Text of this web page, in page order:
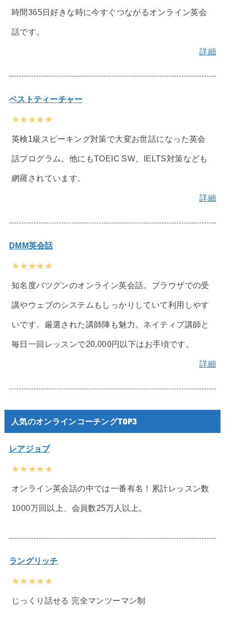
時間365日好きな時に今すぐつながるオンライン英会
話です。
詳細
ベストティーチャー
★★★★★
英検1級スピーキング対策で大変お世話になった英会
話プログラム。他にもTOEIC SW、IELTS対策なども
網羅されています。
詳細
DMM英会話
★★★★★
知名度バツグンのオンライン英会話。ブラウザでの受
講やウェブのシステムもしっかりしていて利用しやす
いです。厳選された講師陣も魅力。ネイティブ講師と
毎日一回レッスンで20,000円以下はお手頃です。
詳細
人気のオンラインコーチングTOP3
レアジョブ
★★★★★
オンライン英会話の中では一番有名！累計レッスン数
1000万回以上、会員数25万人以上。
ラングリッチ
★★★★★
じっくり話せる 完全マンツーマン制